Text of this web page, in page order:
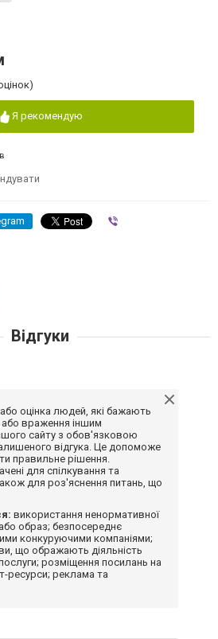
Я рекомендую
Відгуки
оцінка людей, які бажають
враження іншим
сайту з обов'язковою
відгука. Це допоможе
правильне рішення.
для спілкування та
для роз'яснення питань, що
використання ненормативної
образ; безпосереднє
конкуруючими компаніями;
що ображають діяльність
послуги; розміщення посилань на
ресурси; реклама та